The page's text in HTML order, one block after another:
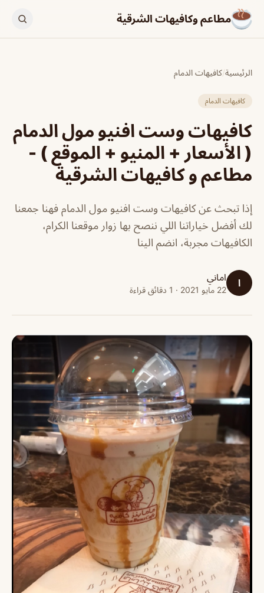
مطاعم وكافيهات الشرقية
الرئيسية/كافيهات الدمام
كافيهات الدمام
كافيهات وست افنيو مول الدمام
( الأسعار + المنيو + الموقع ) -
مطاعم و كافيهات الشرقية
إذا تبحث عن كافيهات وست افنيو مول الدمام فهنا جمعنا
لك أفضل خياراتنا اللي ننصح بها زوار موقعنا الكرام،
الكافيهات مجربة، انضم الينا
ا اماني
22 مايو 2021 · 1 دقائق قراءة